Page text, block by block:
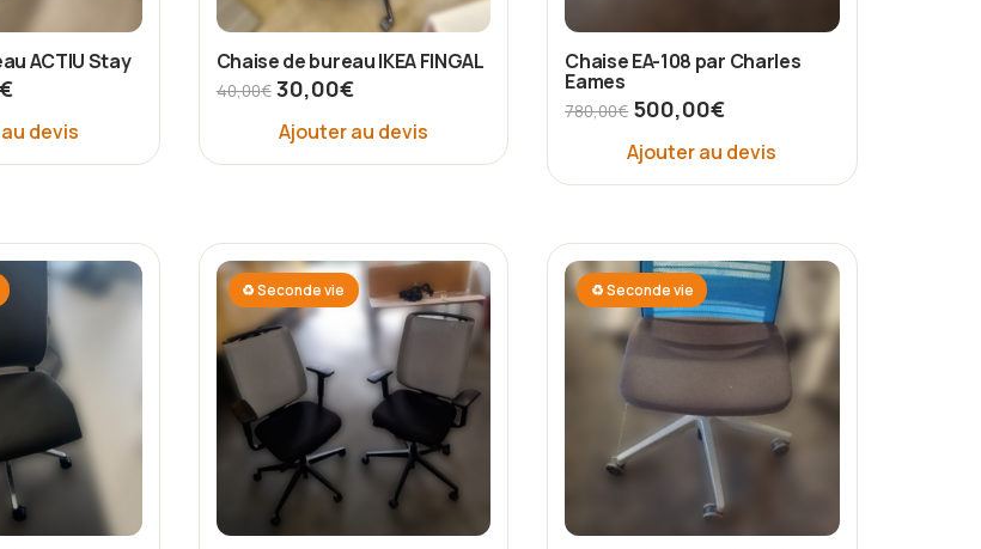
ACTIU Stay
€
devis
Chaise de bureau IKEA FINGAL
40,00€ 30,00€
Ajouter au devis
Chaise EA-108 par Charles
Eames
780,00€ 500,00€
Ajouter au devis
♻ Seconde vie ♻ Seconde vie